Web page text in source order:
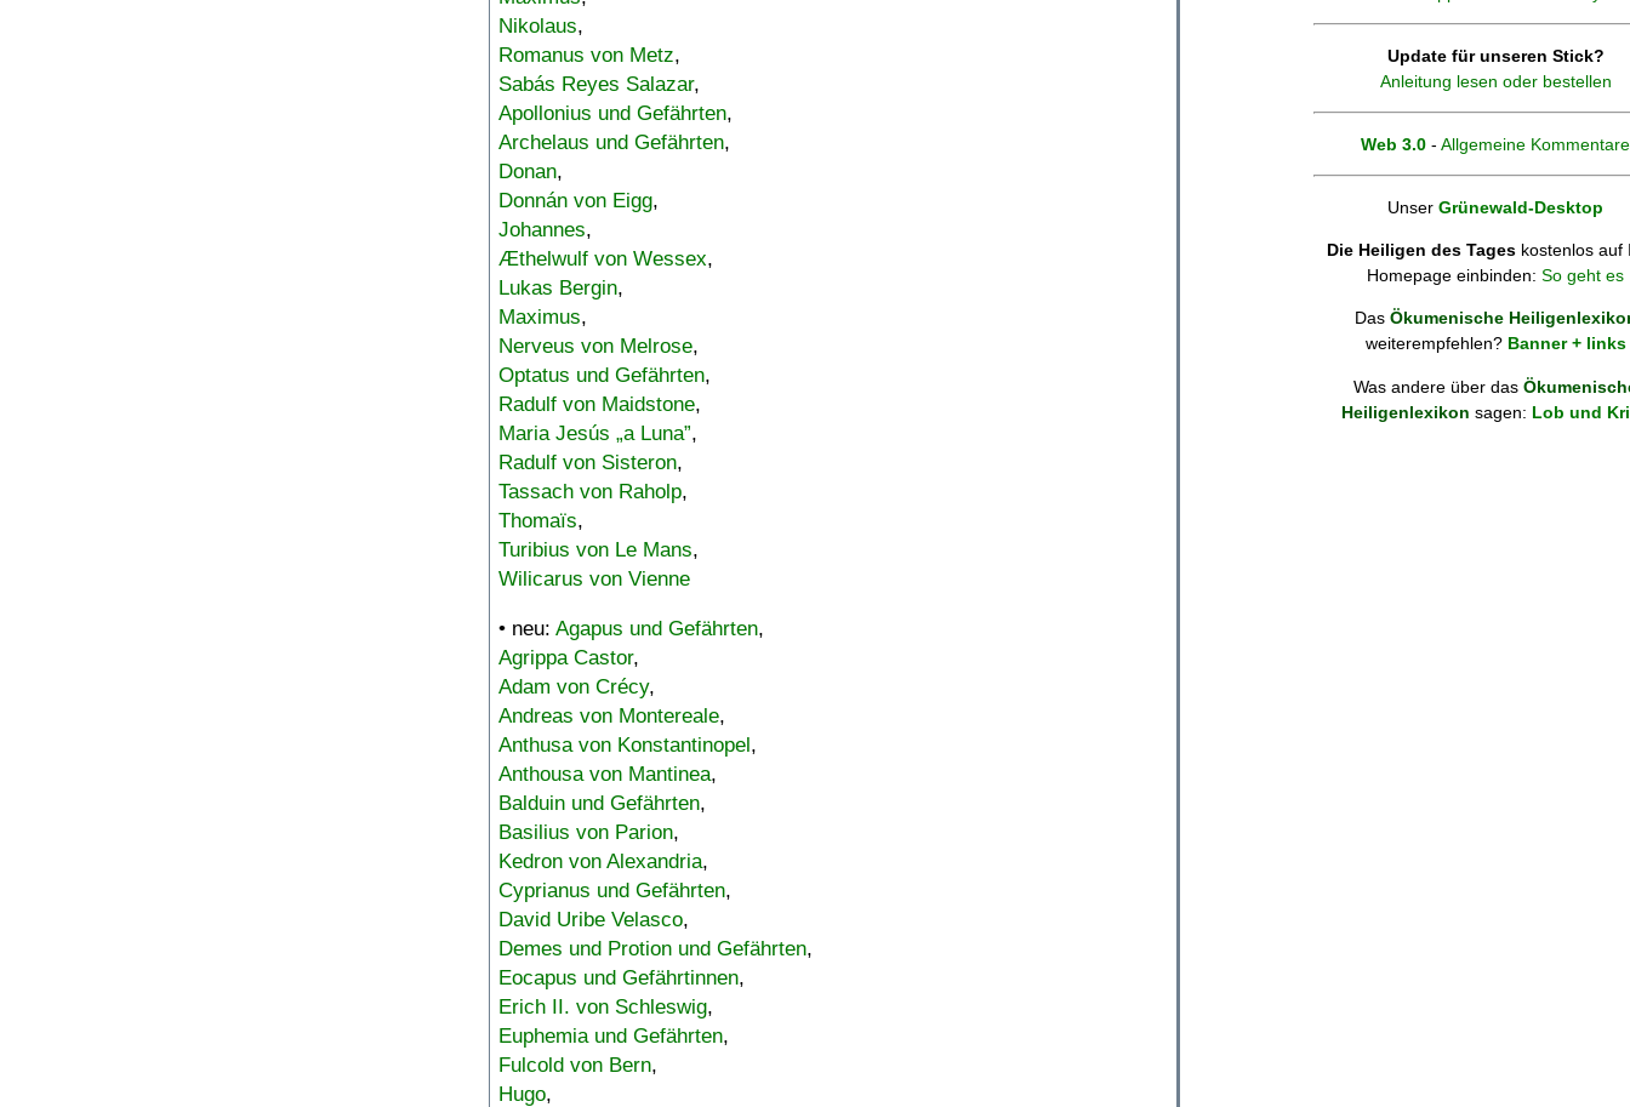
Nikolaus,
Romanus von Metz,
Sabás Reyes Salazar,
Apollonius und Gefährten,
Archelaus und Gefährten,
Donan,
Donnán von Eigg,
Johannes,
Æthelwulf von Wessex,
Lukas Bergin,
Maximus,
Nerveus von Melrose,
Optatus und Gefährten,
Radulf von Maidstone,
Maria Jesús „a Luna”,
Radulf von Sisteron,
Tassach von Raholp,
Thomaïs,
Turibius von Le Mans,
Wilicarus von Vienne
• neu: Agapus und Gefährten,
Agrippa Castor,
Adam von Crécy,
Andreas von Montereale,
Anthusa von Konstantinopel,
Anthousa von Mantinea,
Balduin und Gefährten,
Basilius von Parion,
Kedron von Alexandria,
Cyprianus und Gefährten,
David Uribe Velasco,
Demes und Protion und Gefährten,
Eocapus und Gefährtinnen,
Erich II. von Schleswig,
Euphemia und Gefährten,
Fulcold von Bern,
Hugo,
Update für unseren Stick?
Anleitung lesen oder bestellen
Web 3.0 - Allgemeine Kommentare
Unser Grünewald-Desktop
Die Heiligen des Tages kostenlos auf
Homepage einbinden: So geht es
Das Ökumenische
weiterempfehlen? Banner + links
Was andere über das
Heiligenlexikon sagen: Lob und